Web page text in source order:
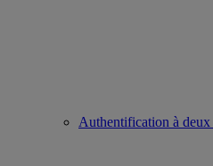
Authentification à